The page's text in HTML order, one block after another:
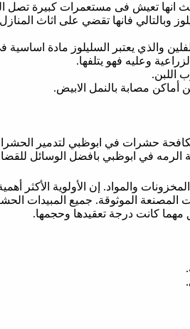
انها تعيش فى مستعمرات كبيرة تصل
وبالتالي فانها تقضي على اثاث
والذي يعتبر السليلوز مادة اساسية
وعليه فهو يتلفها.
اللبن.
مصابة بالنمل الابيض.
حشرات في ابوظبي لتدمير الحشرات
الرمه في ابوظبي بافضل الوسائل
والمواد. إن الأولوية
الموثوقة. جميع المبيدات
مهما كانت درجة تعقيدها وحجمها.